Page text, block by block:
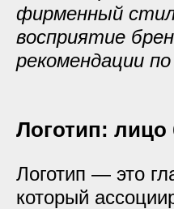
фирменный
восприятие
рекомендации
Логотип: лицо
Логотип — это
который